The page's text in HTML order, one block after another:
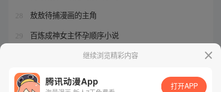
28 敖敖待捕漫画的主角
29 百炼成神女主怀孕顺序小说
继续浏览精彩内容
腾讯动漫App 打开APP